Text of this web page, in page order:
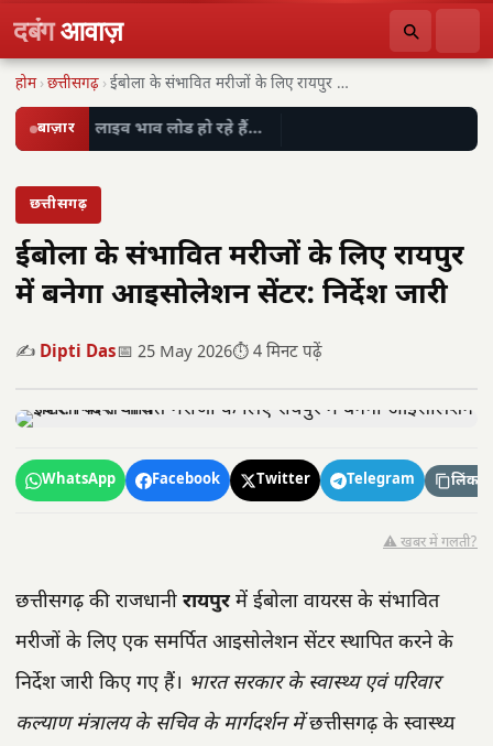
दबंगआवाज़
होम ›छत्तीसगढ़ › ईबोला के संभावित मरीजों के लिए रायपुर में…
बाज़ार लाइव भाव लोड हो रहे हैं…
छत्तीसगढ़
ईबोला के संभावित मरीजों के लिए रायपुर
में बनेगा आइसोलेशन सेंटर: निर्देश जारी
✍️ Dipti Das📅 25 May 2026⏱️ 4 मिनट पढ़ें
WhatsApp Facebook Twitter Telegram लिंक
⚠️ खबर में गलती?
छत्तीसगढ़ की राजधानी रायपुरमें ईबोला वायरस के संभावित
मरीजों के लिए एक समर्पित आइसोलेशन सेंटर स्थापित करने के
निर्देश जारी किए गए हैं। भारत सरकार के स्वास्थ्य एवं परिवार
कल्याण मंत्रालय के सचिव के मार्गदर्शन मेंछत्तीसगढ़ के स्वास्थ्य